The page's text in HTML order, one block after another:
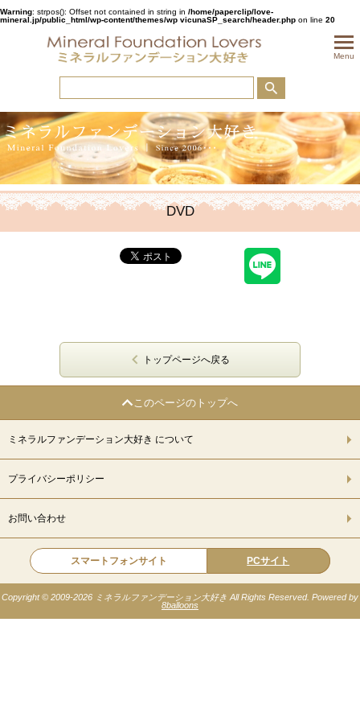
Warning: strpos(): Offset not contained in string in /home/paperclip/love-
mineral.jp/public_html/wp-content/themes/wp vicunaSP_search/header.php on line 20
Menu
DVD
トップページへ戻る
このページのトップへ
ミネラルファンデーション大好き について
プライバシーポリシー
お問い合わせ
スマートフォンサイト PCサイト
Copyright © 2009-2026 ミネラルファンデーション大好き All Rights Reserved. Powered by
8balloons